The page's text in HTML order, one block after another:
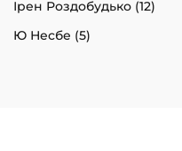
Ірен Роздобудько (12)
Ю Несбе (5)